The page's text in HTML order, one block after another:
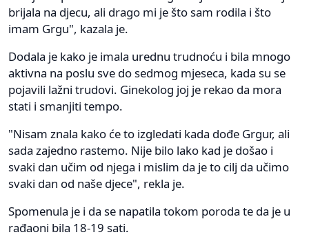
brijala na djecu, ali drago mi je što sam rodila i što
imam Grgu", kazala je.
Dodala je kako je imala urednu trudnoću i bila mnogo
aktivna na poslu sve do sedmog mjeseca, kada su se
pojavili lažni trudovi. Ginekolog joj je rekao da mora
stati i smanjiti tempo.
"Nisam znala kako će to izgledati kada dođe Grgur, ali
sada zajedno rastemo. Nije bilo lako kad je došao i
svaki dan učim od njega i mislim da je to cilj da učimo
svaki dan od naše djece", rekla je.
Spomenula je i da se napatila tokom poroda te da je u
rađaoni bila 18-19 sati.